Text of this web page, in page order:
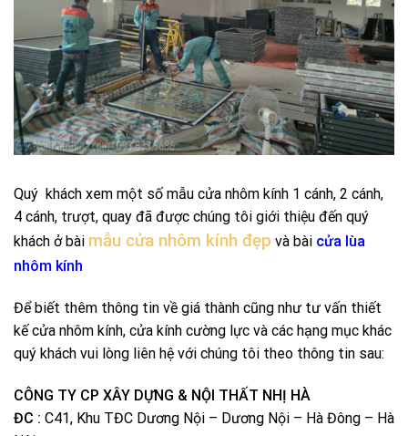
Quý khách xem một số mẫu cửa nhôm kính 1 cánh, 2 cánh,
4 cánh, trượt, quay đã được chúng tôi giới thiệu đến quý
khách ở bài mẫu cửa nhôm kính đẹp và bài cửa lùa
nhôm kính
Để biết thêm thông tin về giá thành cũng như tư vấn thiết
kế cửa nhôm kính, cửa kính cường lực và các hạng mục khác
quý khách vui lòng liên hệ với chúng tôi theo thông tin sau:
CÔNG TY CP XÂY DỰNG & NỘI THẤT NHỊ HÀ
ĐC : C41, Khu TĐC Dương Nội – Dương Nội – Hà Đông – Hà